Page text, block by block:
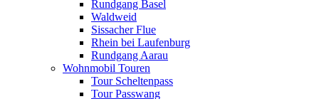
Rundgang Basel
Waldweid
Sissacher Flue
Rhein bei Laufenburg
Rundgang Aarau
Wohnmobil Touren
Tour Scheltenpass
Tour Passwang